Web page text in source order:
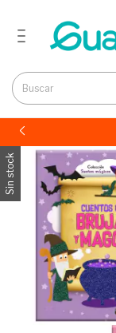
Sin stock